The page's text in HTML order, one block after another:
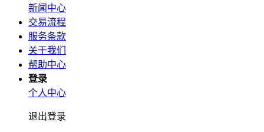
新闻中心
交易流程
服务条款
关于我们
帮助中心
登录
个人中心
退出登录